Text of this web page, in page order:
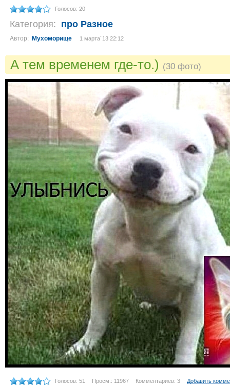
Голосов: 20
Категория: про Разное
Автор: Мухоморище 1 марта´13 22:12
А тем временем где-то.) (30 фото)
Голосов: 51 Просм.: 11967 Комментариев: 3 Добавить